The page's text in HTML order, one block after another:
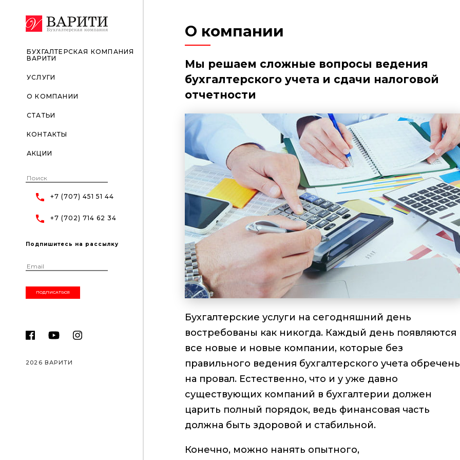
БУХГАЛТЕРСКАЯ КОМПАНИЯ
ВАРИТИ
УСЛУГИ
О КОМПАНИИ
СТАТЬИ
КОНТАКТЫ
АКЦИИ
+7 (707) 451 51 44
+7 (702) 714 62 34
Подпишитесь на рассылку
2026 ВАРИТИ
О компании
Мы решаем сложные вопросы ведения
бухгалтерского учета и сдачи налоговой
отчетности
Бухгалтерские услуги на сегодняшний день
востребованы как никогда. Каждый день появляются
все новые и новые компании, которые без
правильного ведения бухгалтерского учета
на провал. Естественно, что и у уже давно
существующих компаний в бухгалтерии должен
царить полный порядок, ведь финансовая часть
должна быть здоровой и стабильной.
Конечно, можно нанять опытного,